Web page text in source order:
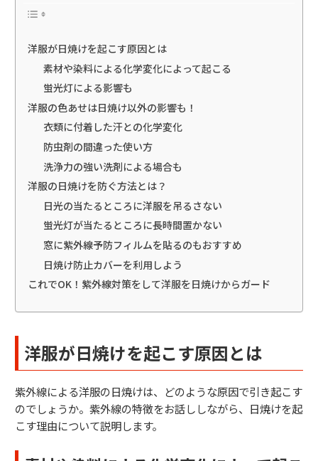
洋服が日焼けを起こす原因とは
素材や染料による化学変化によって起こる
蛍光灯による影響も
洋服の色あせは日焼け以外の影響も！
衣類に付着した汗との化学変化
防虫剤の間違った使い方
洗浄力の強い洗剤による場合も
洋服の日焼けを防ぐ方法とは？
日光の当たるところに洋服を吊るさない
蛍光灯が当たるところに長時間置かない
窓に紫外線予防フィルムを貼るのもおすすめ
日焼け防止カバーを利用しよう
これでOK！紫外線対策をして洋服を日焼けからガード
洋服が日焼けを起こす原因とは
紫外線による洋服の日焼けは、どのような原因で引き起こす
のでしょうか。紫外線の特徴をお話ししながら、日焼けを起
こす理由について説明します。